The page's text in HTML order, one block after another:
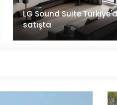
İstanbul Havalimanı'nın
ana pistinde sona doğru